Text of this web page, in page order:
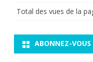
Total des vues de la
ABONNEZ-